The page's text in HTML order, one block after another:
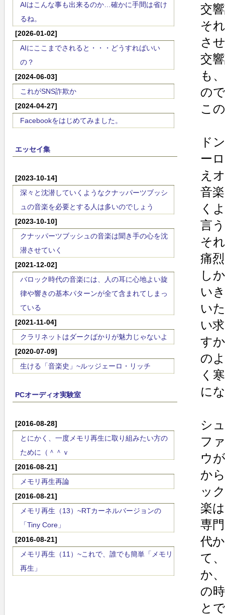
AIはこんな事も出来るのか…確かに手間は省け
るね。
[2026-01-02]
AIにここまでされると・・・どうすればいい
の？
[2024-06-03]
これがSNS詐欺か
[2024-04-27]
Facebookをはじめてみました。
エッセイ集
[2023-10-14]
深々と沈潜していくようなクナッパーツブッシ
ュの音楽を必要とする人は多いのでしょう
[2023-10-10]
クナッパーツブッシュの音楽は聞き手の心を沈
潜させていく
[2021-12-02]
バロック時代の音楽には、人の耳に心地よい旋
律や響きの基本パターンが全て含まれてしまっ
ている
[2021-11-04]
クラリネットはダークばかりが魅力じゃないよ
[2020-07-09]
生ける「音楽史」~ルッジェーロ・リッチ
PCオーディオ実験室
[2016-08-28]
とにかく、一度メモリ再生に取り組みたい方の
ために（＾＾ｖ
[2016-08-21]
メモリ再生再論
[2016-08-21]
メモリ再生（13）~RTカーネルバージョンの
「Tiny Core」
[2016-08-21]
メモリ再生（11）~これで、誰でも簡単「メモリ
再生」
交
そ
さ
交
も
の
こ
ド
ー
え
音
く
言
そ
痛
し
い
い
い
す
の
く
に
シ
フ
ウ
か
ッ
楽
専
代
て
か
の
と